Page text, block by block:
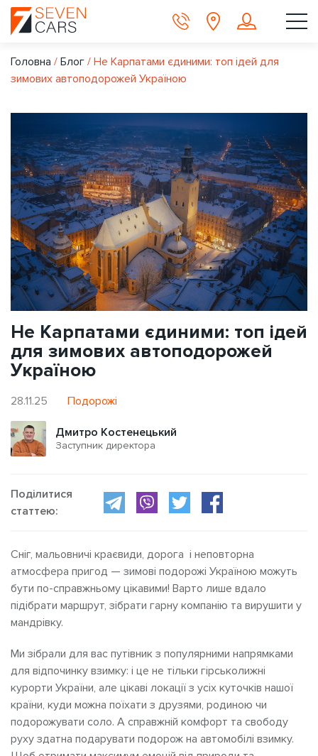
Головна / Блог / Не Карпатами єдиними: топ ідей для
зимових автоподорожей Україною
Не Карпатами єдиними: топ ідей
для зимових автоподорожей
Україною
28.11.25 Подорожі
Дмитро Костенецький
Заступник директора
Поділитися
статтею:
Сніг, мальовничі краєвиди, дорога і неповторна
атмосфера пригод — зимові подорожі Україною можуть
бути по-справжньому цікавими! Варто лише вдало
підібрати маршрут, зібрати гарну компанію та вирушити у
мандрівку.
Ми зібрали для вас путівник з популярними напрямками
для відпочинку взимку: і це не тільки гірськолижні
курорти України, але цікаві локації з усіх куточків нашої
країни, куди можна поїхати з друзями, родиною чи
подорожувати соло. А справжній комфорт та свободу
руху здатна подарувати подорож на автомобілі взимку.